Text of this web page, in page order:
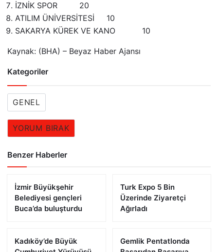
İZNİK SPOR 20
ATILIM ÜNİVERSİTESİ 10
SAKARYA KÜREK VE KANO 10
Kaynak: (BHA) – Beyaz Haber Ajansı
Kategoriler
GENEL
YORUM BIRAK
Benzer Haberler
İzmir Büyükşehir
Belediyesi gençleri
Buca’da buluşturdu
Turk Expo 5 Bin
Üzerinde Ziyaretçi
Ağırladı
Kadıköy’de Büyük
Gemlik Pentatlonda